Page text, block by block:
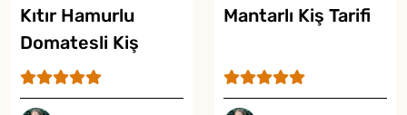
Kıtır Hamurlu
Domatesli Kiş
Tarifi
Mantarlı Kiş Tarifi